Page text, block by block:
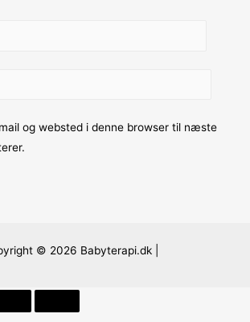
og websted i denne browser til næste
© 2026 Babyterapi.dk |